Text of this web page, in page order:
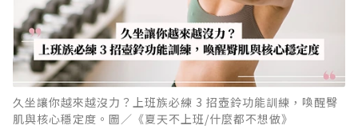
久坐讓你越來越沒力？上班族必練 3 招壺鈴功能訓練，喚醒臀
肌與核心穩定度。圖／《夏天不上班/什麼都不想做》